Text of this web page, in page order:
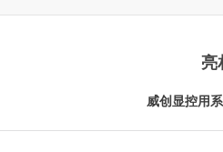
亮
威创显控用